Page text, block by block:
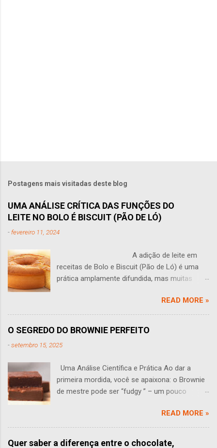
Postagens mais visitadas deste blog
UMA ANÁLISE CRÍTICA DAS FUNÇÕES DO
LEITE NO BOLO É BISCUIT (PÃO DE LÓ)
- fevereiro 11, 2024
A adição de leite em
receitas de Bolo e Biscuit (Pão de Ló) é uma
prática amplamente difundida, mas muitas
sentido em um bolo? Você às vezes se faz
perguntas como essa? Esta pergunta leva a
uma análise aprofundada do papel do leite na
traz várias propriedades que podem influenciar
sendo que seu efeito em pequenas
quantidades muitas vezes não é perceptível.
Uma das funções primárias do leite é adicionar
bolo talvez mais suculento e desenvolver uma
migalha delicada. No entanto, essa umidade
adicional também traz desafios.
READ MORE »
O SEGREDO DO BROWNIE PERFEITO
-setembro 15, 2025
Uma Análise Científica e Prática Ao dar a
primeira mordida, você se apaixona: o Brownie
de mestre pode ser “fudgy ” – um pouco
denso, aromático e irresistível. Mas como
alcançar a perfeição, e quais as diferenças
entre brownies artesanais de luxo e os
READ MORE »
Quer saber a diferença entre o chocolate,